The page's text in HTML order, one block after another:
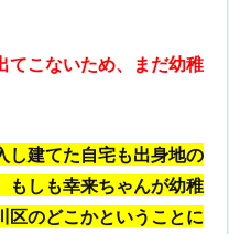
てこないため、まだ幼稚
し建てた自宅も出身地の
もしも幸来ちゃんが幼稚
区のどこかということに